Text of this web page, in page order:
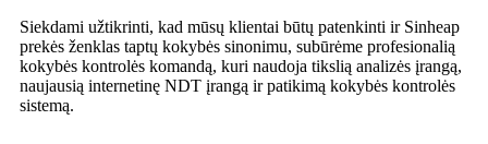
Siekdami užtikrinti, kad mūsų klientai būtų patenkinti ir Sinheap
prekės ženklas taptų kokybės sinonimu, subūrėme profesionalią
kokybės kontrolės komandą, kuri naudoja tikslią analizės įrangą,
naujausią internetinę NDT įrangą ir patikimą kokybės kontrolės
sistemą.